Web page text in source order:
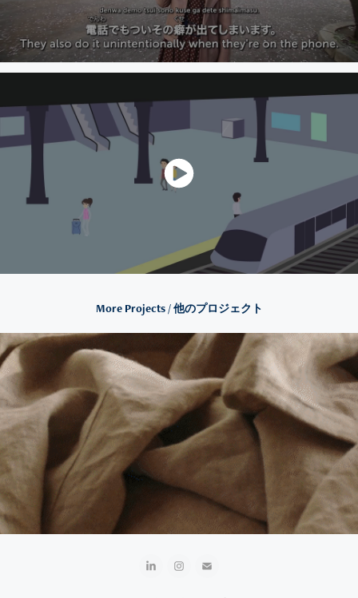
More Projects / 他のプロジェクト
Koala — YouTube Shorts Informational Series